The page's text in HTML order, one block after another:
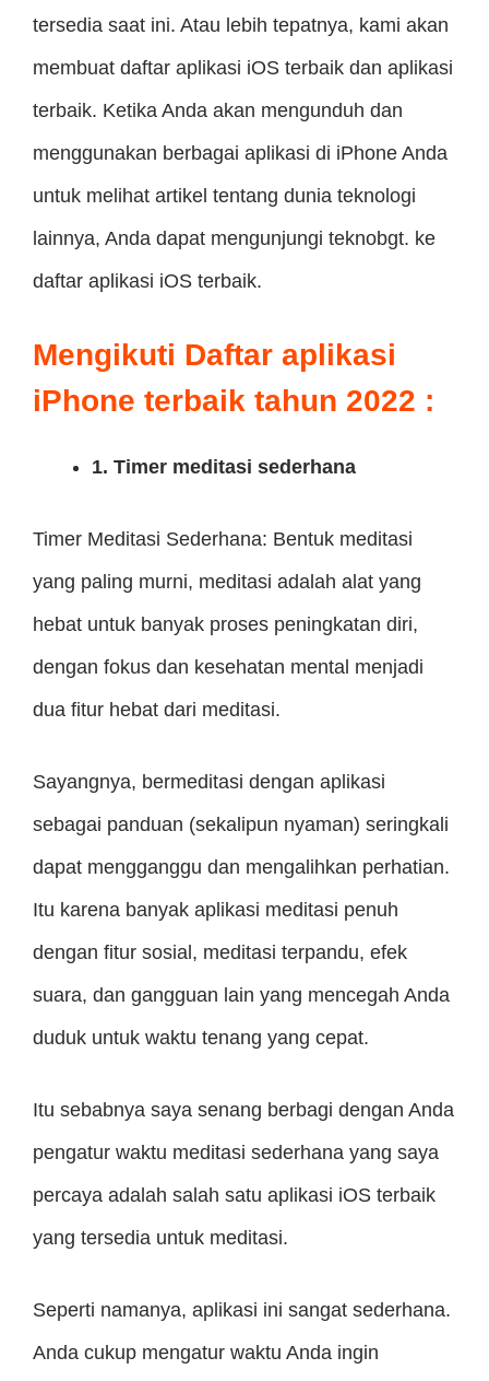
tersedia saat ini. Atau lebih tepatnya, kami akan
membuat daftar aplikasi iOS terbaik dan aplikasi
terbaik. Ketika Anda akan mengunduh dan
menggunakan berbagai aplikasi di iPhone Anda
untuk melihat artikel tentang dunia teknologi
lainnya, Anda dapat mengunjungi teknobgt. ke
daftar aplikasi iOS terbaik.
Mengikuti Daftar aplikasi
iPhone terbaik tahun 2022 :
1. Timer meditasi sederhana
Timer Meditasi Sederhana: Bentuk meditasi
yang paling murni, meditasi adalah alat yang
hebat untuk banyak proses peningkatan diri,
dengan fokus dan kesehatan mental menjadi
dua fitur hebat dari meditasi.
Sayangnya, bermeditasi dengan aplikasi
sebagai panduan (sekalipun nyaman) seringkali
dapat mengganggu dan mengalihkan perhatian.
Itu karena banyak aplikasi meditasi penuh
dengan fitur sosial, meditasi terpandu, efek
suara, dan gangguan lain yang mencegah Anda
duduk untuk waktu tenang yang cepat.
Itu sebabnya saya senang berbagi dengan Anda
pengatur waktu meditasi sederhana yang saya
percaya adalah salah satu aplikasi iOS terbaik
yang tersedia untuk meditasi.
Seperti namanya, aplikasi ini sangat sederhana.
Anda cukup mengatur waktu Anda ingin